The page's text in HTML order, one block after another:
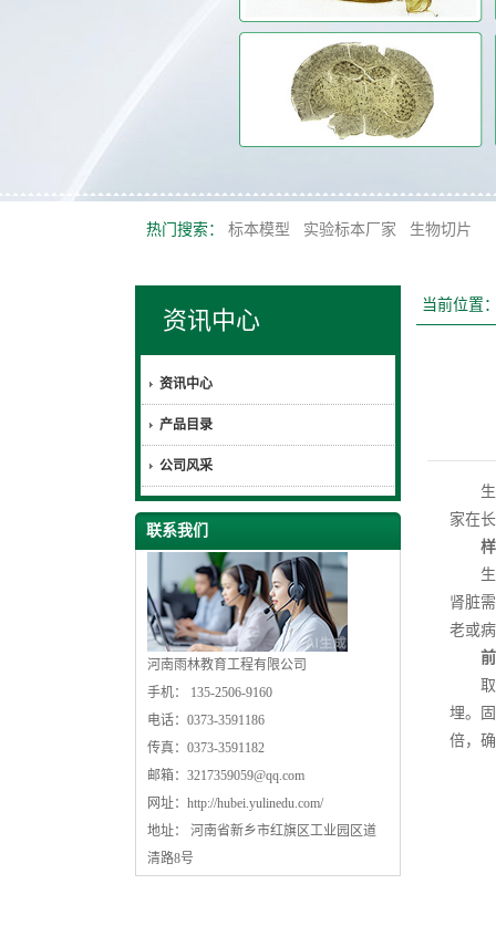
热门搜索： 标本模型 实验标本厂家 生物切片
资讯中心
资讯中心
产品目录
公司风采
联系我们
河南雨林教育工程有限公司
手机： 135-2506-9160
电话：0373-3591186
传真：0373-3591182
邮箱： 3217359059@qq.com
网址： http://hubei.yulinedu.com/
地址： 河南省新乡市红旗区工业园区道
清路8号
当前位置：
生物
家在
样本
生物
肾脏
老或
前
取材
埋。
倍，